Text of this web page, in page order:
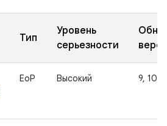
Тип
Уровень
серьезности
EoP Высокий 9, 10,